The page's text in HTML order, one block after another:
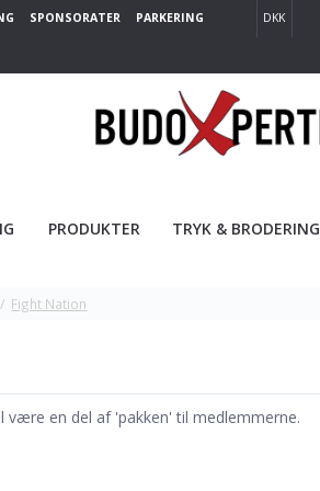
SPONSORATER PARKERING DKK
PRODUKTER TRYK & BRODERING
/ Fight Nation
en del af 'pakken' til medlemmerne.